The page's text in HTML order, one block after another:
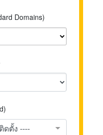
Domains)
ดตั้ง ----